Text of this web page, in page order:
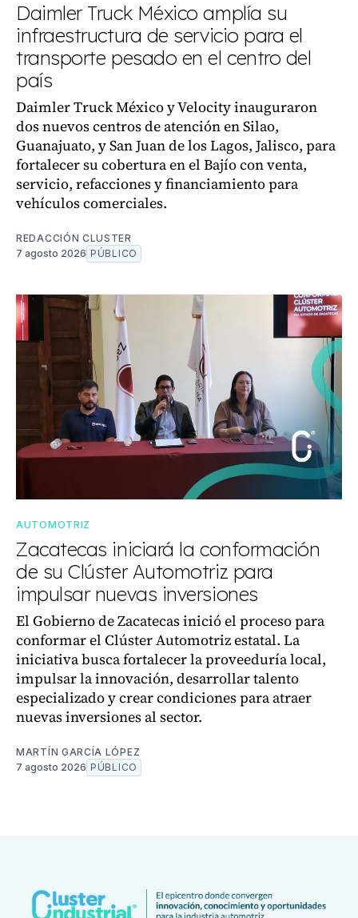
Daimler Truck México amplía su
infraestructura de servicio para el
transporte pesado en el centro del
país
Daimler Truck México y Velocity inauguraron
dos nuevos centros de atención en Silao,
Guanajuato, y San Juan de los Lagos, Jalisco, para
fortalecer su cobertura en el Bajío con venta,
servicio, refacciones y financiamiento para
vehículos comerciales.
REDACCIÓN CLUSTER
7 agosto 2026 PÚBLICO
AUTOMOTRIZ
Zacatecas iniciará la conformación
de su Clúster Automotriz para
impulsar nuevas inversiones
El Gobierno de Zacatecas inició el proceso para
conformar el Clúster Automotriz estatal. La
iniciativa busca fortalecer la proveeduría local,
impulsar la innovación, desarrollar talento
especializado y crear condiciones para atraer
nuevas inversiones al sector.
MARTÍN GARCÍA LÓPEZ
7 agosto 2026 PÚBLICO